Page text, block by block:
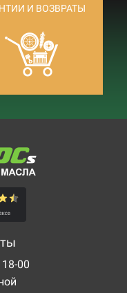
И ВОЗВРАТЫ
00